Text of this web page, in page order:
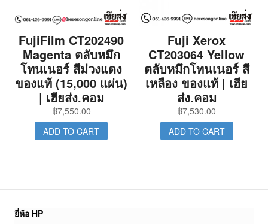
FujiFilm CT202490
Magenta ตลับหมึก
โทนเนอร์ สีม่วงแดง
ของแท้ (15,000 แผ่น)
| เฮียส่ง.คอม
฿7,550.00
ADD TO CART
Fuji Xerox
CT203064 Yellow
ตลับหมึกโทนเนอร์ สี
เหลือง ของแท้ | เฮีย
ส่ง.คอม
฿7,530.00
ADD TO CART
ยี่ห้อ HP